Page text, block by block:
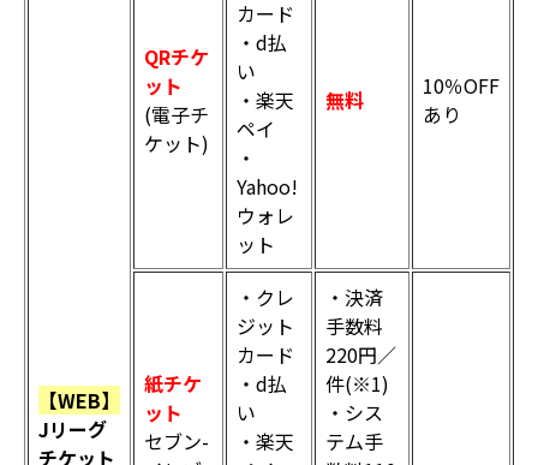
【WEB】
Jリーグ
チケット
QRチケ
ット
(電子チ
ケット)
カード
・d払
い
・楽天
ペイ
・
Yahoo!
ウォレ
ット
無料
10％OFF
あり
紙チケ
ット
セブン-
・クレ
ジット
カード
・d払
い
・楽天
・決済
手数料
220円／
件(※1)
・シス
テム手